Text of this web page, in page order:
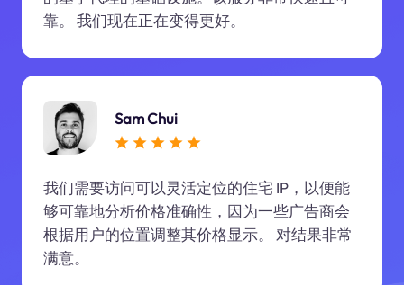
靠。 我们现在正在变得更好。
Sam Chui
我们需要访问可以灵活定位的住宅 IP，以便能
够可靠地分析价格准确性，因为一些广告商会
根据用户的位置调整其价格显示。 对结果非常
满意。